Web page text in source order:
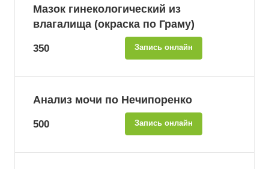
Мазок гинекологический из
влагалища (окраска по Граму)
350 Запись онлайн
Анализ мочи по Нечипоренко
500 Запись онлайн